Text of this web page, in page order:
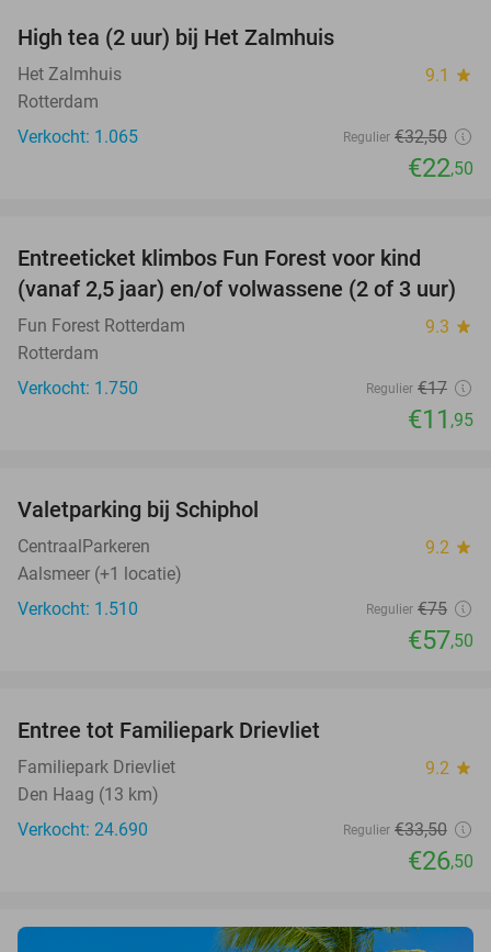
High tea (2 uur) bij Het Zalmhuis
Het Zalmhuis 9.1 star
Rotterdam
Verkocht: 1.065
Regulier €32,50
€22,50
Entreeticket klimbos Fun Forest voor kind
(vanaf 2,5 jaar) en/of volwassene (2 of 3 uur)
Fun Forest Rotterdam 9.3 star
Rotterdam
Verkocht: 1.750
Regulier €17
€11 ,95
Valetparking bij Schiphol
CentraalParkeren 9.2 star
Aalsmeer (+1 locatie)
Verkocht: 1.510
Regulier €75
€57,50
Entree tot Familiepark Drievliet
Familiepark Drievliet 9.2 star
Den Haag (13 km)
Verkocht: 24.690
Regulier €33,50
€26,50